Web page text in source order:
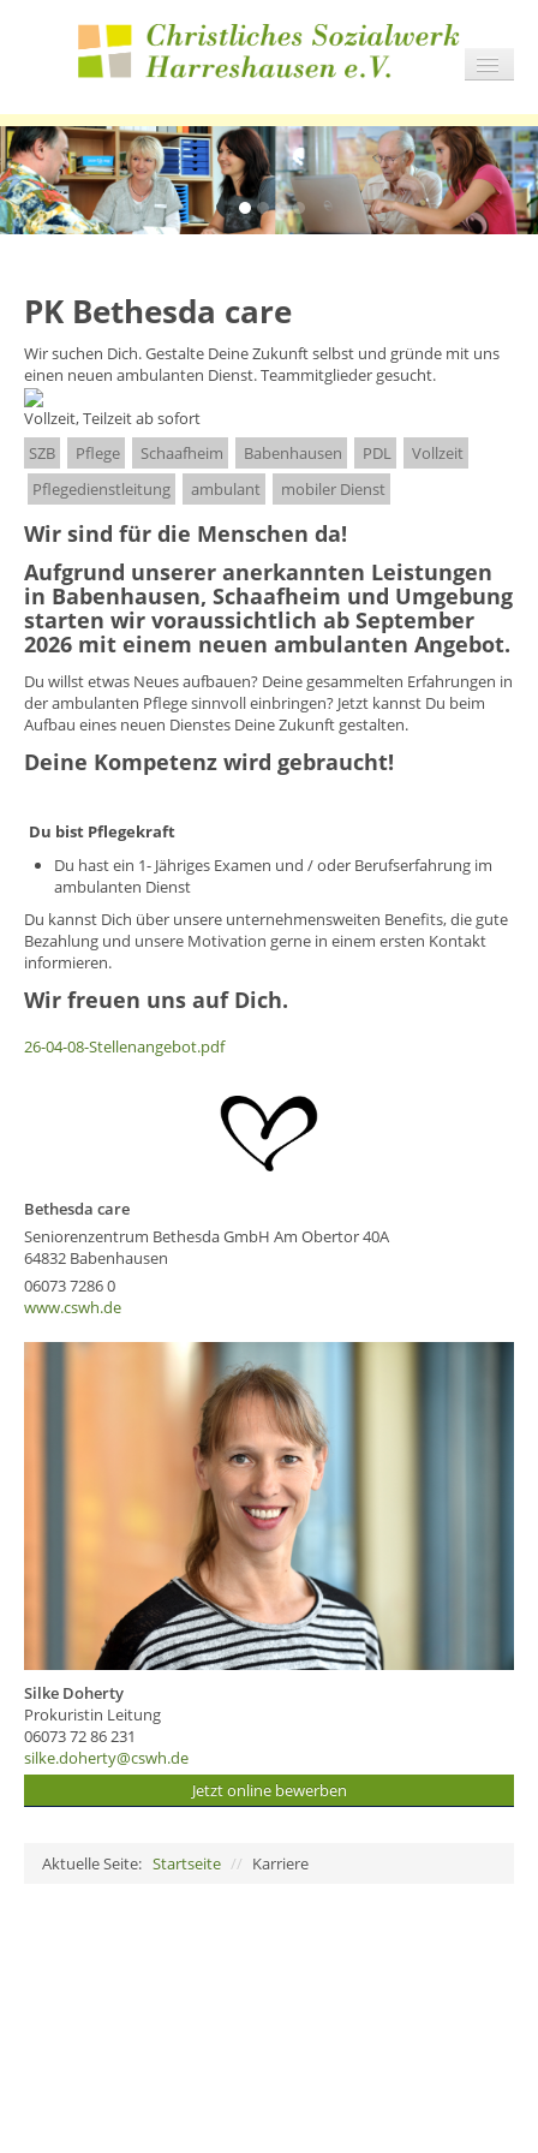
DIENSTE
WOHNEN
KARRIERE
IMPRESSIONEN
PK Bethesda care
Wir suchen Dich. Gestalte Deine Zukunft selbst und gründe mit uns
einen neuen ambulanten Dienst. Teammitglieder gesucht.
Vollzeit, Teilzeitab sofort
SZB
Pflege Schaafheim Babenhausen PDL
Vollzeit
Pflegedienstleitung
ambulant mobiler Dienst
Wir sind für die Menschen da!
Aufgrund unserer anerkannten Leistungen
in Babenhausen, Schaafheim und Umgebung
starten wir voraussichtlich ab September
2026 mit einem neuen ambulanten Angebot.
Du willst etwas Neues aufbauen? Deine gesammelten Erfahrungen in
der ambulanten Pflege sinnvoll einbringen? Jetzt kannst Du beim
Aufbau eines neuen Dienstes Deine Zukunft gestalten.
Deine Kompetenz wird gebraucht!
Du bist Pflegekraft
Du hast ein 1- Jähriges Examen und / oder Berufserfahrung im
ambulanten Dienst
Du kannst Dich über unsere unternehmensweiten Benefits, die gute
Bezahlung und unsere Motivation gerne in einem ersten Kontakt
informieren.
Wir freuen uns auf Dich.
26-04-08-Stellenangebot.pdf
Bethesda care
Seniorenzentrum Bethesda GmbH Am Obertor 40A
64832 Babenhausen
06073 7286 0
www.cswh.de
Silke Doherty
Prokuristin Leitung
06073 72 86 231
silke.doherty@cswh.de
Jetzt online bewerben
Aktuelle Seite: Startseite // Karriere